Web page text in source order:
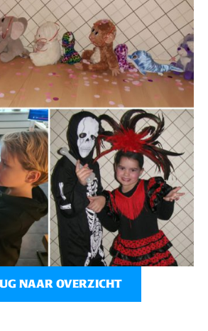
NAAR OVERZICHT